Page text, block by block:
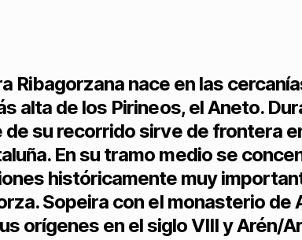
Ribagorzana nace en las
alta de los Pirineos, el Aneto.
de su recorrido sirve de frontera
En su tramo medio se
históricamente muy
Sopeira con el monasterio de
orígenes en el siglo VIII y Arén/